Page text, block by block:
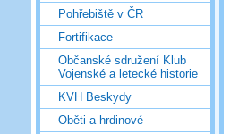
Pohřebiště v ČR
Fortifikace
Občanské sdružení Klub
Vojenské a letecké historie
KVH Beskydy
Oběti a hrdinové